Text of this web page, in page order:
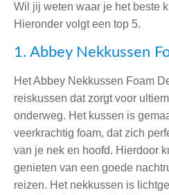
Wil jij weten waar je het beste
Hieronder volgt een top 5.
1. Abbey Nekkussen
Het Abbey Nekkussen Foam
reiskussen dat zorgt voor
onderweg. Het kussen is
veerkrachtig foam, dat zich
van je nek en hoofd. Hierdoor
genieten van een goede
reizen. Het nekkussen is